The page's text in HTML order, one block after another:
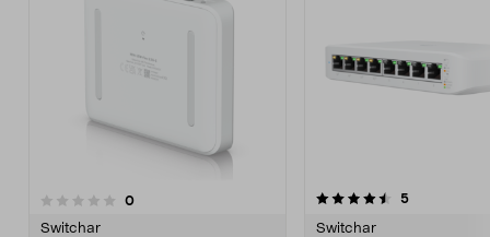
0recensioner
Switchar
4.5 av 5 stjärnor 5recensioner
Switchar
5.0 av 5 stjärnor